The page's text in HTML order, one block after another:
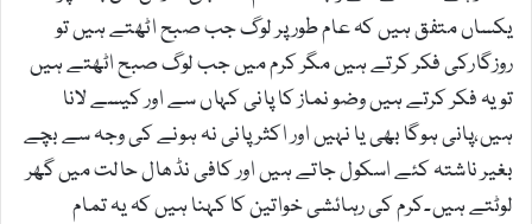
یکساں متفق ہیں کہ عام طور پر لوگ جب صبح اٹھتے ہیں تو
روزگارکی فکر کرتے ہیں مگر کرم میں جب لوگ صبح اٹھتے ہیں
تو یہ فکر کرتے ہیں وضو نماز کا پانی کہاں سے اور کیسے لانا
ہیں،پانی ہوگا بھی یا نہیں اور اکثر پانی نہ ہونے کی وجہ سے بچے
بغیر ناشتہ کئے اسکول جاتے ہیں اور کافی نڈھال حالت میں گھر
لوٹتے ہیں۔کرم کی رہائشی خواتین کا کہنا ہیں کہ یہ تمام